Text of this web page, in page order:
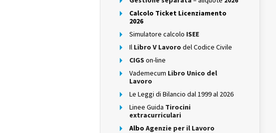
Calcolo Ticket Licenziamento
2026
Simulatore calcolo ISEE
Il Libro V Lavoro del Codice Civile
CIGS on-line
Vademecum Libro Unico del
Lavoro
Le Leggi di Bilancio dal 1999 al 2026
Linee Guida Tirocini
extracurriculari
Albo Agenzie per il Lavoro